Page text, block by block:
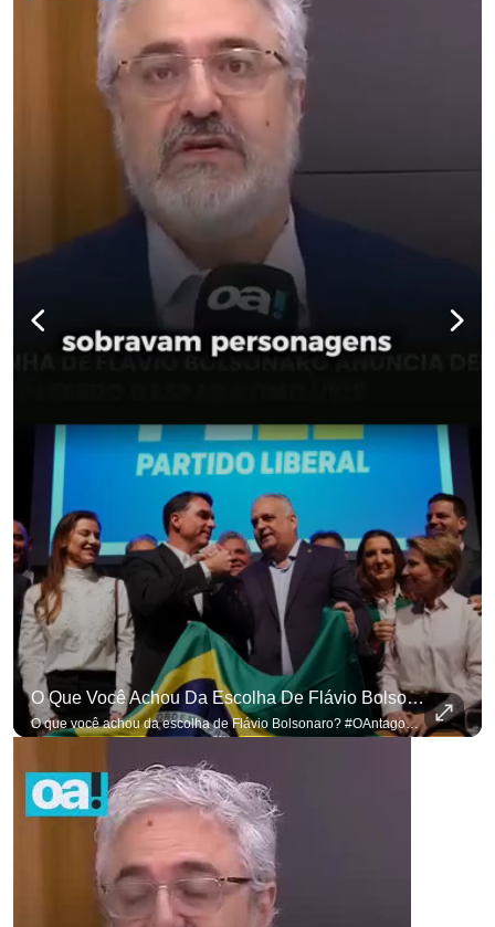
O Que Você Achou Da Escolha De Flávio Bolsonaro? #OAntagonista
O que você achou da escolha de Flávio Bolsonaro? #OAntagonista Se você busca informação com credibilidade, inscreva-se agora e ative o